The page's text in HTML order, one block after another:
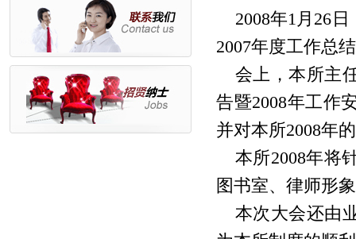
2008年1月 26 日
2007年度工作总
会上，本所主
告暨2008年工作
并对本所2008年
本所2008年将
图书室、律师形
本次大会还由